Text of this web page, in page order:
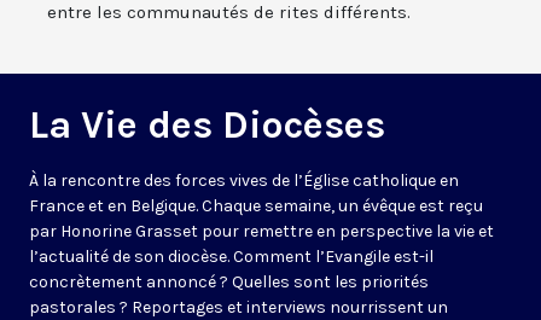
entre les communautés de rites différents.
La Vie des Diocèses
À la rencontre des forces vives de l’Église catholique en
France et en Belgique. Chaque semaine, un évêque est reçu
par Honorine Grasset pour remettre en perspective la vie et
l’actualité de son diocèse. Comment l’Evangile est-il
concrètement annoncé ? Quelles sont les priorités
pastorales ? Reportages et interviews nourrissent un